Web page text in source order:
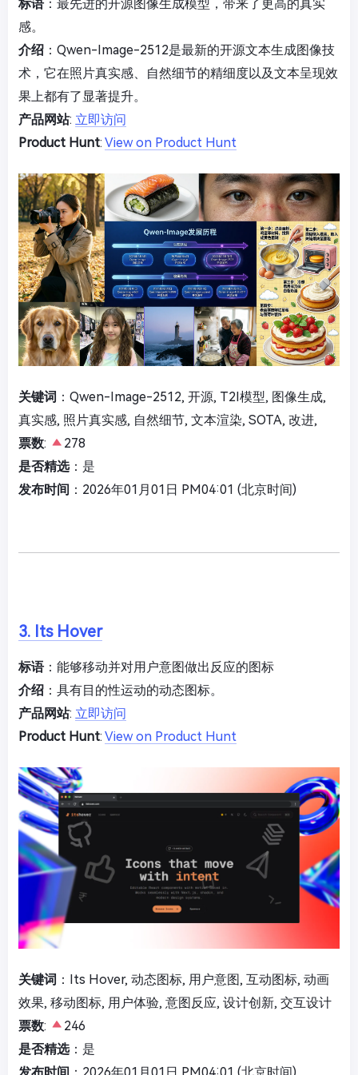
标语：最先进的开源图像生成模型，带来了更高的真实
感。
介绍 ：Qwen-Image-2512是最新的开源文本生成图像技
术，它在照片真实感、自然细节的精细度以及文本呈现效
果上都有了显著提升。
产品网站: 立即访问
Product Hunt: View on Product Hunt
关键词 ：Qwen-Image-2512, 开源, T2I模型, 图像生成,
真实感, 照片真实感, 自然细节, 文本渲染, SOTA, 改进,
票数:
278
是否精选：是
发布时间 ：2026年01月01日 PM04:01 (北京时间)
3. Its Hover
标语：能够移动并对用户意图做出反应的图标
介绍 ：具有目的性运动的动态图标。
产品网站: 立即访问
Product Hunt: View on Product Hunt
关键词 ：Its Hover, 动态图标, 用户意图, 互动图标, 动画
效果, 移动图标, 用户体验, 意图反应, 设计创新, 交互设计
票数:
246
是否精选：是
发布时间 ：2026年01月01日 PM04:01 (北京时间)